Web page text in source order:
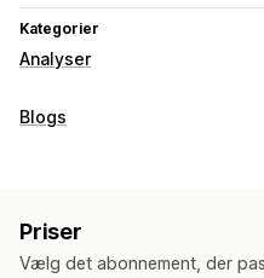
Kategorier
Analyser
Kundeadfærd
Markedsføring og salg
Indblik med kunstig
Blogs
Masseoprettelse
Billeder
Automatisk
Priser
Vælg det abonnement, der